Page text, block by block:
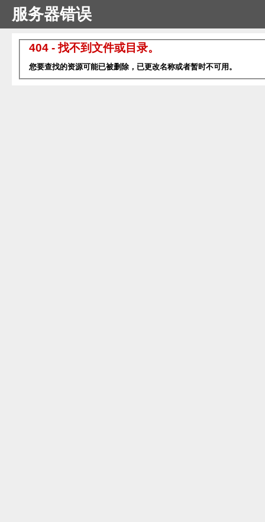
服务器错误
404 - 找不到文件或目录。
您要查找的资源可能已被删除，已更改名称或者暂时不可用。